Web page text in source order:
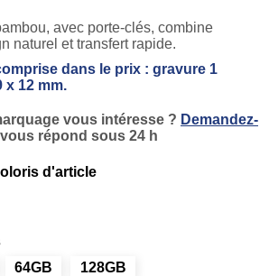
avec porte-clés, combine
naturel et transfert rapide.
dans le prix : gravure 1
x 12 mm.
vous intéresse ? Demandez-
répond sous 24 h
d'article
64GB 128GB